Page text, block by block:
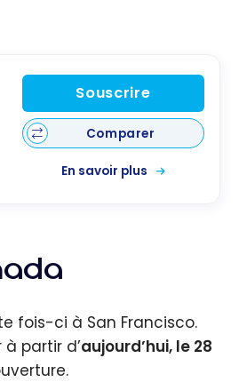
Souscrire
Comparer
En savoir plus
fois-ci à San Francisco.
partir d’aujourd’hui, le 28